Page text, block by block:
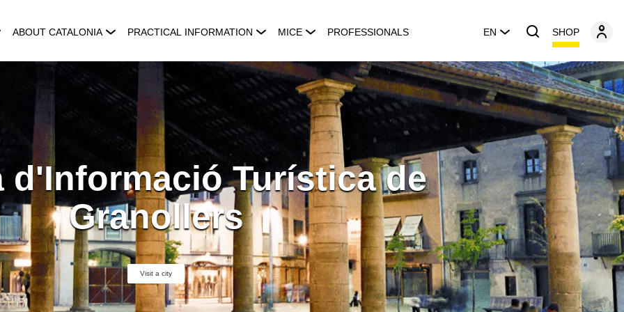
ABOUT CATALONIA PRACTICAL INFORMATION MICE PROFESSIONALS EN SHOP
d'Informació Turística de
Granollers
Visit a city